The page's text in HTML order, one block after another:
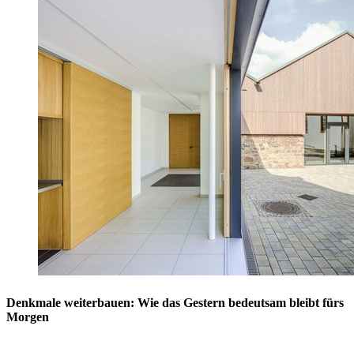
Denkmale weiterbauen: Wie das Gestern bedeutsam bleibt fürs
Morgen